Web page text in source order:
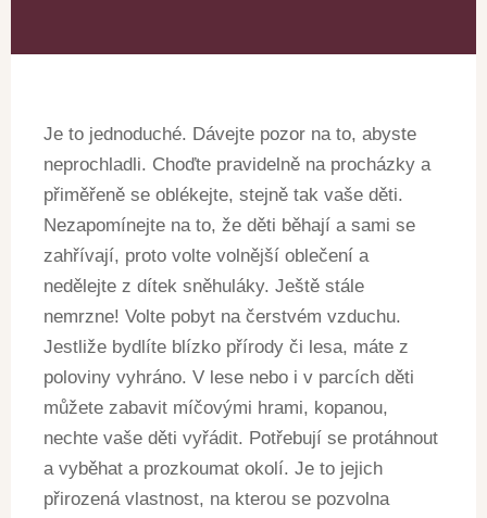
Je to jednoduché. Dávejte pozor na to, abyste
neprochladli. Choďte pravidelně na procházky a
přiměřeně se oblékejte, stejně tak vaše děti.
Nezapomínejte na to, že děti běhají a sami se
zahřívají, proto volte volnější oblečení a
nedělejte z dítek sněhuláky. Ještě stále
nemrzne! Volte pobyt na čerstvém vzduchu.
Jestliže bydlíte blízko přírody či lesa, máte z
poloviny vyhráno. V lese nebo i v parcích děti
můžete zabavit míčovými hrami, kopanou,
nechte vaše děti vyřádit. Potřebují se protáhnout
a vyběhat a prozkoumat okolí. Je to jejich
přirozená vlastnost, na kterou se pozvolna